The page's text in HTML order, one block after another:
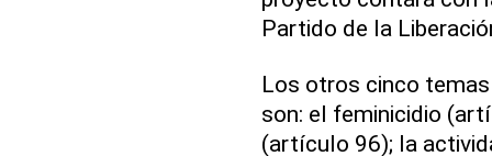
Partido de la
Los otros cinco
son: el feminicidio
(artículo 96); la